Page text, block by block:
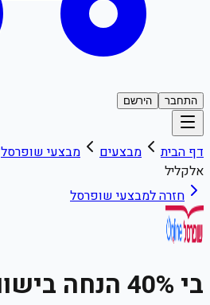
התחבר הירשם
דף הבית מבצעים מבצעישופרסל
אלקליל
חזרה למבצעישופרסל
בי 40% הנחה בישום אלקליל